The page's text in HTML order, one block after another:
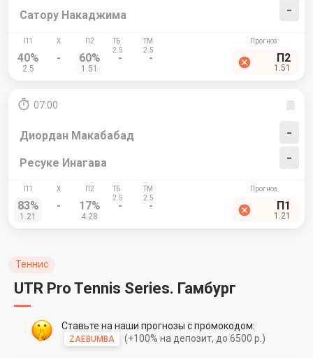
-
Сатору Накаджима
40%
2.5
- 60%
1.51
- - П2
1.51
07:00
Диордан Макабабад
-
-
Ресуке Инагава
83%
1.21
- 17%
4.28
- - П1
1.21
Теннис
UTR Pro Tennis Series. Гамбург
Ставьте на наши прогнозы с промокодом:
ZAEBUMBA (+100% на депозит, до 6500 р.)